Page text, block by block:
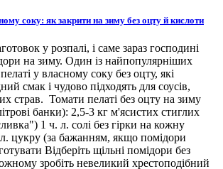
соку: як закрити на зиму без оцту й кислоти
у розпалі, і саме зараз господині
на зиму. Один із найпопулярніших
у власному соку без оцту, які
смак і чудово підходять для соусів,
страв. Томати пелаті без оцту на зиму
банки): 2,5-3 кг м'ясистих стиглих
1 ч. л. солі без гірки на кожну
цукру (за бажанням, якщо помідори
Відберіть щільні помідори без
зробіть невеликий хрестоподібний